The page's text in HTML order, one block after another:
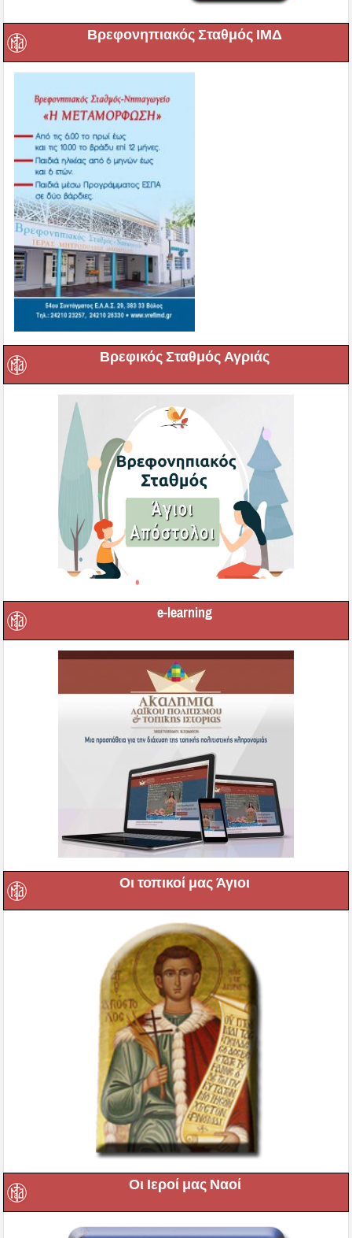
Βρεφονηπιακός Σταθμός ΙΜΔ
Βρεφικός Σταθμός Αγριάς
e-learning
Οι τοπικοί μας Άγιοι
Οι Ιεροί μας Ναοί